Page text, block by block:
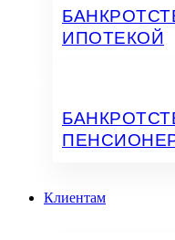
ИПОТЕКОЙ
Клиентам